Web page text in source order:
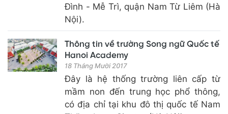
Đình - Mễ Trì, quận Nam Từ Liêm (Hà
Nội).
Thông tin về trường Song ngữ Quốc tế
Hanoi Academy
18 Tháng Mười 2017
Đây là hệ thống trường liên cấp từ
mầm non đến trung học phổ thông,
có địa chỉ tại khu đô thị quốc tế Nam